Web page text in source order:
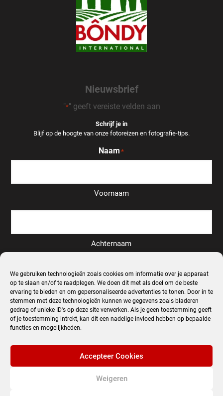
We gebruiken technologieën zoals cookies om informatie over je apparaat
op te slaan en/of te raadplegen. We doen dit met als doel om de beste
ervaring te bieden en om gepersonaliseerde advertenties te tonen. Door in te
stemmen met deze technologieën kunnen we gegevens zoals bladeren
gedrag of unieke ID's op deze site verwerken. Als je geen toestemming geeft
of je toestemming intrekt, kan dit een nadelige invloed hebben op bepaalde
functies en mogelijkheden.
Accepteer Cookies
Weigeren
Nieuwsbrief
"*" geeft vereiste velden aan
Schrijf je in
Blijf op de hoogte van onze fotoreizen en fotografie-tips.
Naam *
Voornaam
Achternaam
Email*
Inschrijven
Alternative: